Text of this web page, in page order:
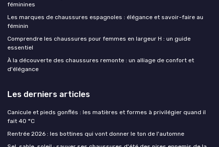
féminines
Les marques de chaussures espagnoles : élégance et savoir-faire au
féminin
Comprendre les chaussures pour femmes en largeur H : un guide
essentiel
À la découverte des chaussures remonte : un alliage de confort et
d'élégance
Les derniers articles
Canicule et pieds gonflés : les matières et formes à privilégier quand il
fait 40 °C
Rentrée 2026 : les bottines qui vont donner le ton de l'automne